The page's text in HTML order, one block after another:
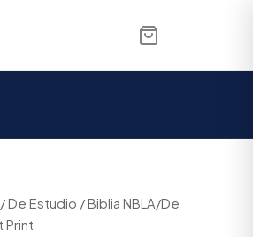
/De Estudio / Biblia NBLA/De
Print